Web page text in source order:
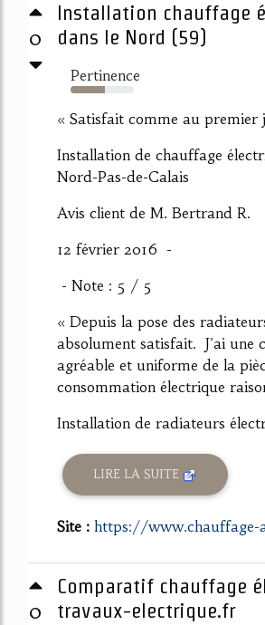
0
Installation chauffage
dans le Nord (59)
Pertinence
54%
« Satisfait comme au premier
Installation de chauffage
Nord-Pas-de-Calais
Avis client de M. Bertrand R.
12 février 2016 -
- Note : 5 / 5
« Depuis la pose des
absolument satisfait. J'ai une
agréable et uniforme de la
consommation électrique
Installation de radiateurs
LIRE LA SUITE
Site : https://www.chauffage-
0
Comparatif chauffage
travaux-electrique.fr